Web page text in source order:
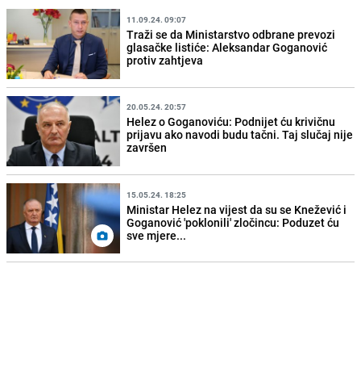
11.09.24. 09:07
Traži se da Ministarstvo odbrane prevozi
glasačke listiće: Aleksandar Goganović
protiv zahtjeva
20.05.24. 20:57
Helez o Goganoviću: Podnijet ću krivičnu
prijavu ako navodi budu tačni. Taj slučaj nije
završen
15.05.24. 18:25
Ministar Helez na vijest da su se Knežević i
Goganović 'poklonili' zločincu: Poduzet ću
sve mjere...